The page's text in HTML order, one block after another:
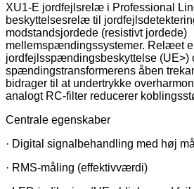
XU1-E jordfejlsrelæ i Professional
beskyttelsesrelæ til
modstandsjordede (resistivt jordede)
mellemspændingssystemer. Relæet
jordfejlsspændingsbeskyttelse (UE>)
spændingstransformerens åben
bidrager til at undertrykke
analogt RC-filter reducerer
Centrale egenskaber
· Digital signalbehandling med høj
· RMS-måling (effektivværdi)